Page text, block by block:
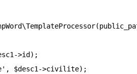
>id);
$desc1->civilite);